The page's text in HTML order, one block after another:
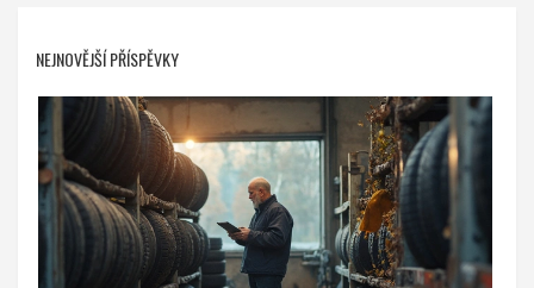
NEJNOVĚJŠÍ PŘÍSPĚVKY